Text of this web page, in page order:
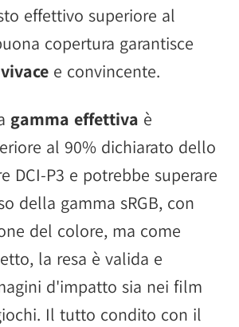
effettivo superiore al
copertura garantisce
e convincente.
gamma effettiva è
al 90% dichiarato dello
DCI-P3 e potrebbe superare
della gamma sRGB, con
del colore, ma come
la resa è valida e
d'impatto sia nei film
Il tutto condito con il